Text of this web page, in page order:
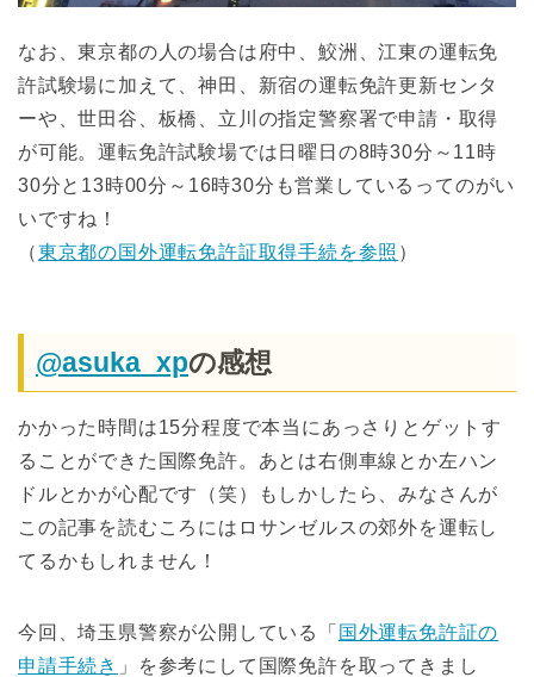
なお、東京都の人の場合は府中、鮫洲、江東の運転免
許試験場に加えて、神田、新宿の運転免許更新センタ
ーや、世田谷、板橋、立川の指定警察署で申請・取得
が可能。運転免許試験場では日曜日の8時30分～11時
30分と13時00分～16時30分も営業しているってのがい
いですね！
（東京都の国外運転免許証取得手続を参照 ）
@asuka_xpの感想
かかった時間は15分程度で本当にあっさりとゲットす
ることができた国際免許。あとは右側車線とか左ハン
ドルとかが心配です（笑）もしかしたら、みなさんが
この記事を読むころにはロサンゼルスの郊外を運転し
てるかもしれません！
今回、埼玉県警察が公開している「 国外運転免許証の
申請手続き 」を参考にして国際免許を取ってきまし